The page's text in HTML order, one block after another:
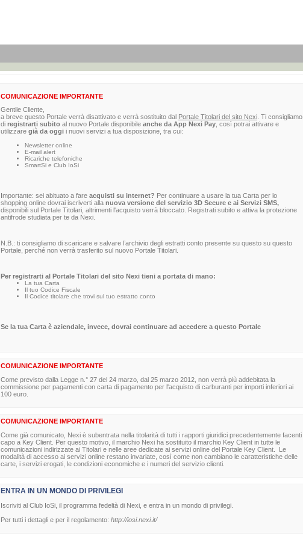
COMUNICAZIONE IMPORTANTE
Gentile Cliente,
a breve questo Portale verrà disattivato e verrà sostituito dal Portale Titolari del sito Nexi. Ti consigliamo
diregistrarti subitoal nuovo Portale disponibile anche da App Nexi Pay, così potrai attivare e
utilizzare già da oggii nuovi servizi a tua disposizione, tra cui:
Newsletter online
E-mail alert
Ricariche telefoniche
SmartSi e Club IoSi
Importante: sei abituato a fare acquisti su internet? Per continuare a usare la tua Carta per lo
shopping online dovrai iscriverti alla nuova versione del servizio 3D Secure e ai Servizi SMS,
disponibili sul Portale Titolari, altrimenti l'acquisto verrà bloccato. Registrati subito e attiva la protezione
antifrode studiata per te da Nexi.
N.B.: ti consigliamo di scaricare e salvare l’archivio degli estratti conto presente su questo su questo
Portale, perché non verrà trasferito sul nuovo Portale Titolari.
Per registrarti al Portale Titolari del sito Nexi tieni a portata di mano:
La tua Carta
Il tuo Codice Fiscale
Il Codice titolare che trovi sul tuo estratto conto
Se la tua Carta è aziendale, invece, dovrai continuare ad accedere a questo Portale
COMUNICAZIONE IMPORTANTE
Come previsto dalla Legge n.° 27 del 24 marzo, dal 25 marzo 2012, non verrà più addebitata la
commissione per pagamenti con carta di pagamento per l'acquisto di carburanti per importi inferiori ai
100 euro.
COMUNICAZIONE IMPORTANTE
Come già comunicato, Nexi è subentrata nella titolarità di tutti i rapporti giuridici precedentemente facenti
capo a Key Client. Per questo motivo, il marchio Nexi ha sostituito il marchio Key Client in tutte le
comunicazioni indirizzate ai Titolari e nelle aree dedicate ai servizi online del Portale Key Client. Le
modalità di accesso ai servizi online restano invariate, così come non cambiano le caratteristiche delle
carte, i servizi erogati, le condizioni economiche e i numeri del servizio clienti.
ENTRA IN UN MONDO DI PRIVILEGI
Iscriviti al Club IoSi, il programma fedeltà di Nexi, e entra in un mondo di privilegi.
Per tutti i dettagli e per il regolamento: http://iosi.nexi.it/